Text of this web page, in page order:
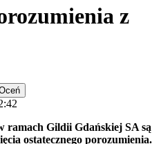
z
ramach Gildii Gdańskiej SA są
ostatecznego porozumienia.